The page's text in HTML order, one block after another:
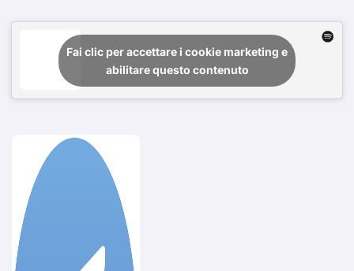
Fai clic per accettare i cookie marketing e
abilitare questo contenuto